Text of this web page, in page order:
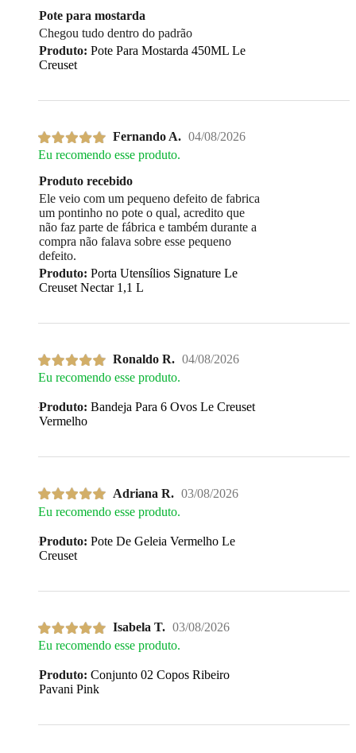
Pote para mostarda
Chegou tudo dentro do padrão
Produto: Pote Para Mostarda 450ML Le
Creuset
Fernando A. 04/08/2026
Eu recomendo esse produto.
Produto recebido
Ele veio com um pequeno defeito de fabrica
um pontinho no pote o qual, acredito que
não faz parte de fábrica e também durante a
compra não falava sobre esse pequeno
defeito.
Produto: Porta Utensílios Signature Le
Creuset Nectar 1,1 L
Ronaldo R. 04/08/2026
Eu recomendo esse produto.
Produto: Bandeja Para 6 Ovos Le Creuset
Vermelho
Adriana R. 03/08/2026
Eu recomendo esse produto.
Produto: Pote De Geleia Vermelho Le
Creuset
Isabela T. 03/08/2026
Eu recomendo esse produto.
Produto: Conjunto 02 Copos Ribeiro
Pavani Pink